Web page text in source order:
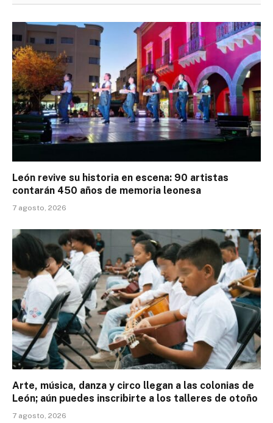
León revive su historia en escena: 90 artistas
contarán 450 años de memoria leonesa
7 agosto, 2026
Arte, música, danza y circo llegan a las colonias de
León; aún puedes inscribirte a los talleres de otoño
7 agosto, 2026